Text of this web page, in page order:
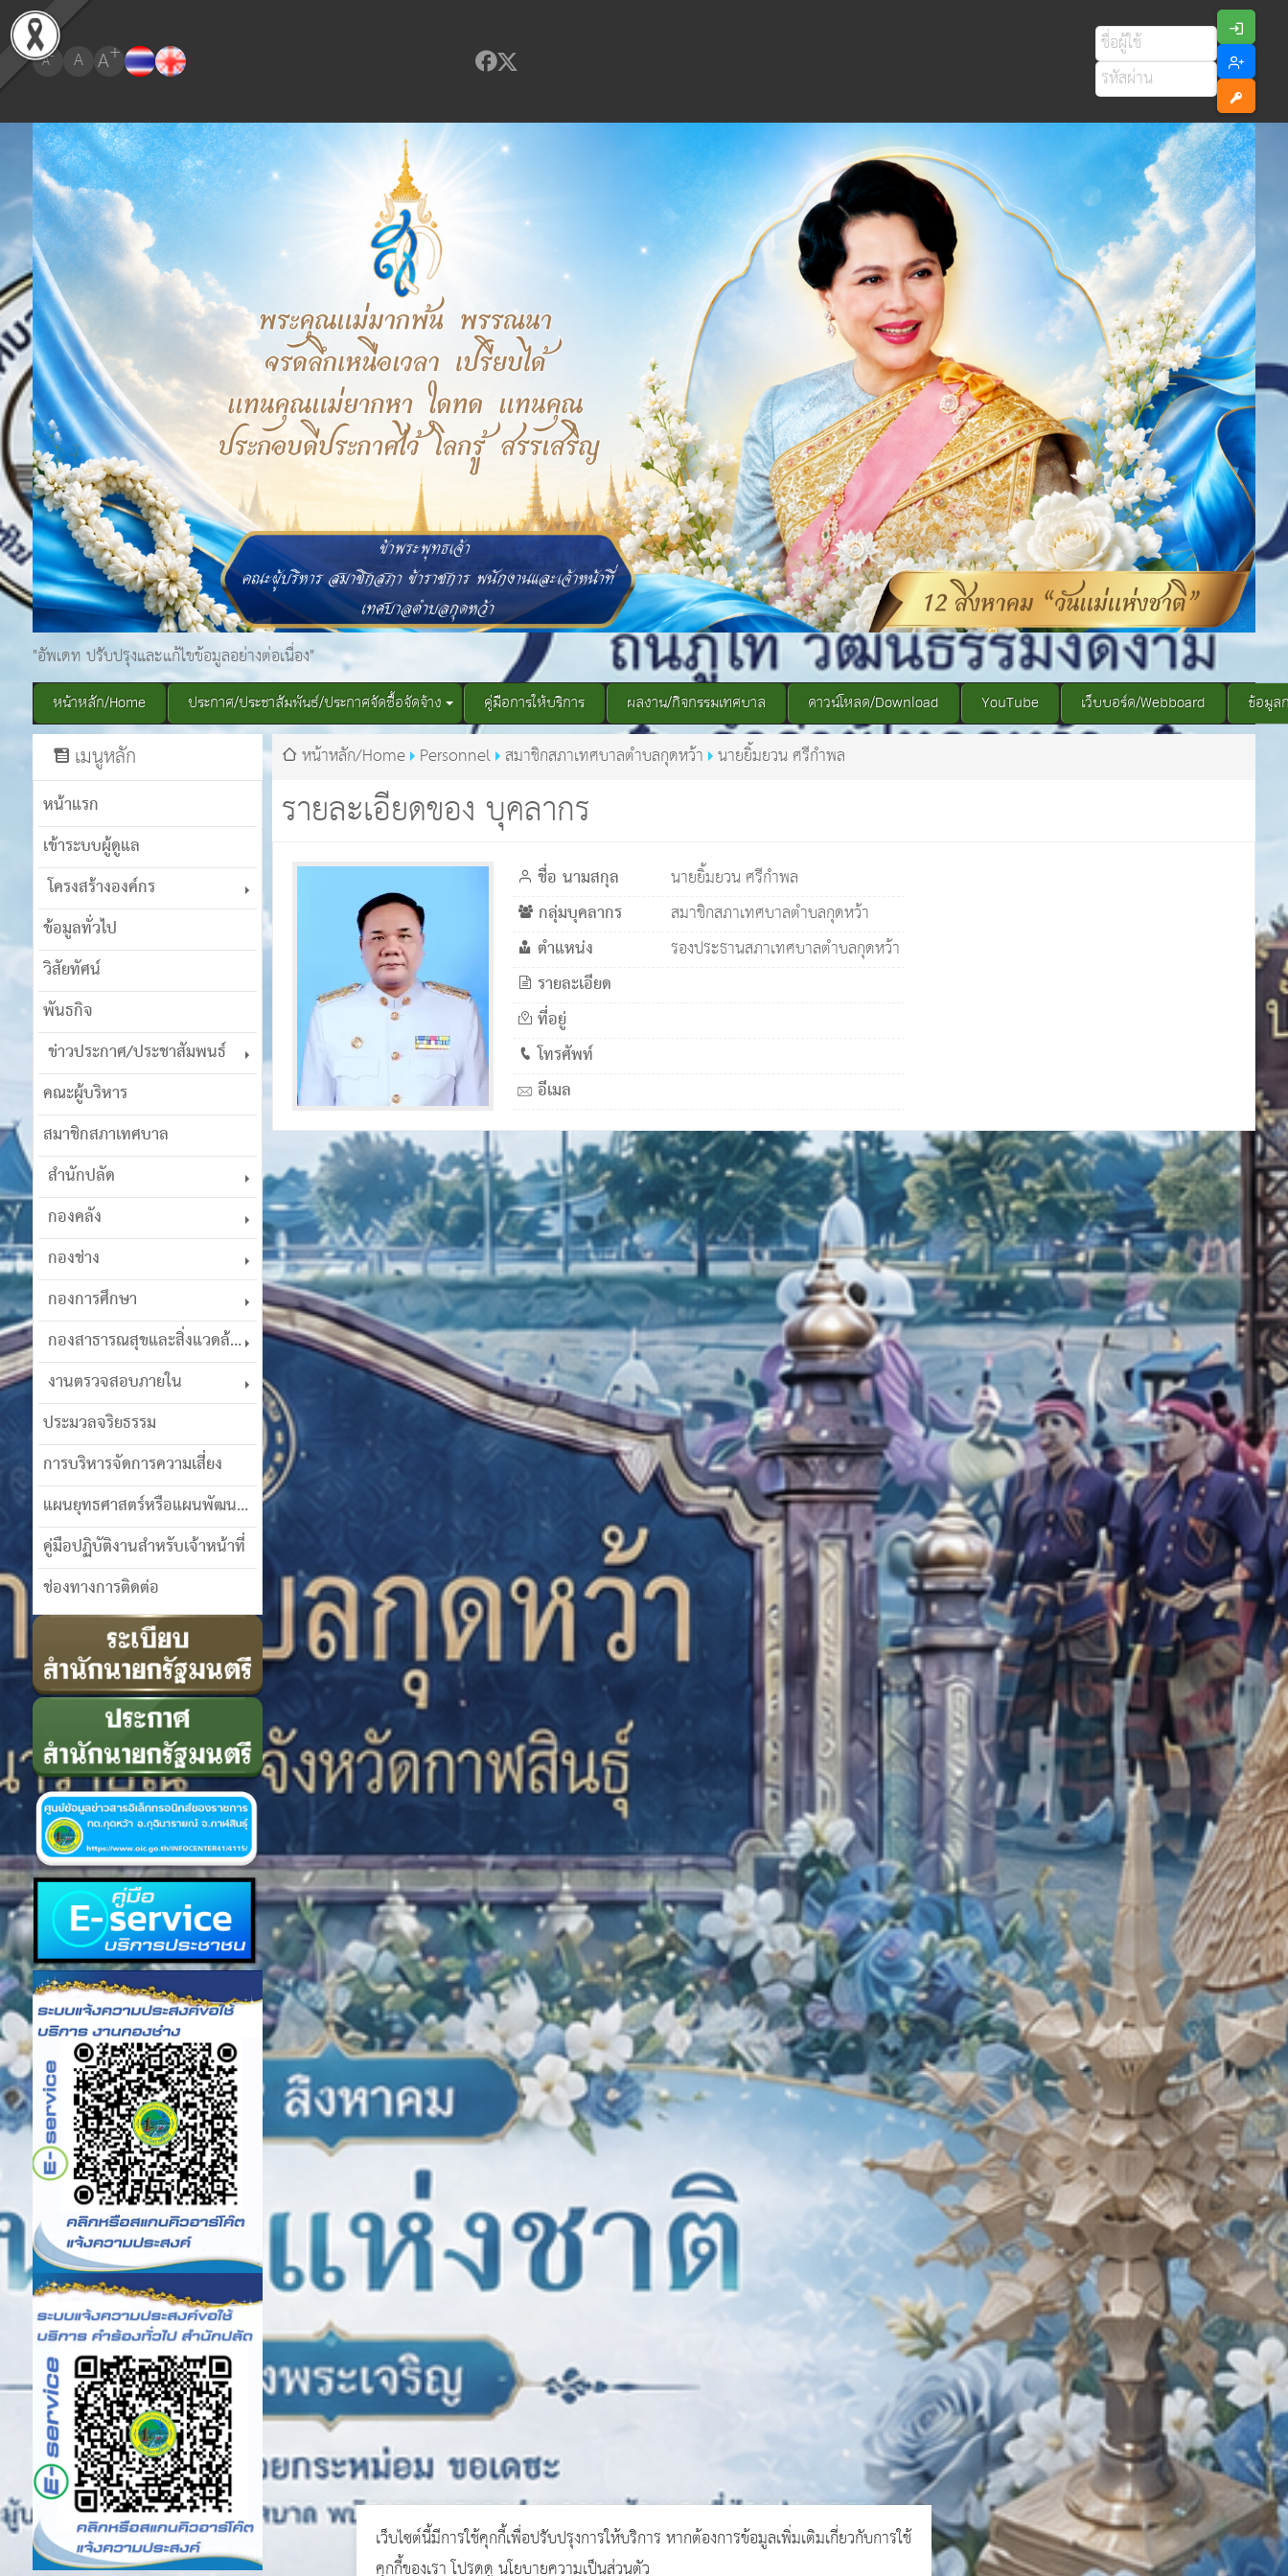
A- A A+
"อัพเดท ปรับปรุงและแก้ไขข้อมูลอย่างต่อเนื่อง"
หน้าหลัก/Home ประกาศ/ประชาสัมพันธ์/ประกาศจัดซื้อจัดจ้าง คู่มือการให้บริการ ผลงาน/กิจกรรมเทศบาล ดาวน์โหลด/Download YouTube เว็บบอร์ด/Webboard ข้อมูล
เมนูหลัก
หน้าแรก
เข้าระบบผู้ดูแล
โครงสร้างองค์กร
ข้อมูลทั่วไป
วิสัยทัศน์
พันธกิจ
ข่าวประกาศ/ประชาสัมพนธ์
คณะผู้บริหาร
สมาชิกสภาเทศบาล
สำนักปลัด
กองคลัง
กองช่าง
กองการศึกษา
กองสาธารณสุขและสิ่งแวดล้อม
งานตรวจสอบภายใน
ประมวลจริยธรรม
การบริหารจัดการความเสี่ยง
แผนยุทธศาสตร์หรือแผนพัฒนาฯ
คู่มือปฏิบัติงานสำหรับเจ้าหน้าที่
ช่องทางการติดต่อ
รายละเอียดของ บุคลากร
หน้าหลัก/Home Personnel สมาชิกสภาเทศบาลตำบลกุดหว้า นายยิ้มยวน ศรีกำพล
ชื่อ นามสกุล นายยิ้มยวน ศรีกำพล
กลุ่มบุคลากร สมาชิกสภาเทศบาลตำบลกุดหว้า
ตำแหน่ง รองประธานสภาเทศบาลตำบลกุดหว้า
รายละเอียด
ที่อยู่
โทรศัพท์
อีเมล
เว็บไซต์นี้มีการใช้คุกกี้เพื่อปรับปรุงการให้บริการ หากต้องการข้อมูลเพิ่มเติมเกี่ยวกับการใช้
คุกกี้ของเรา โปรดดู นโยบายความเป็นส่วนตัว